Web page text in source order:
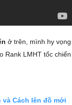
ở trên, mình hy vọng
Rank LMHT tốc chiến
Cách lên đồ mới